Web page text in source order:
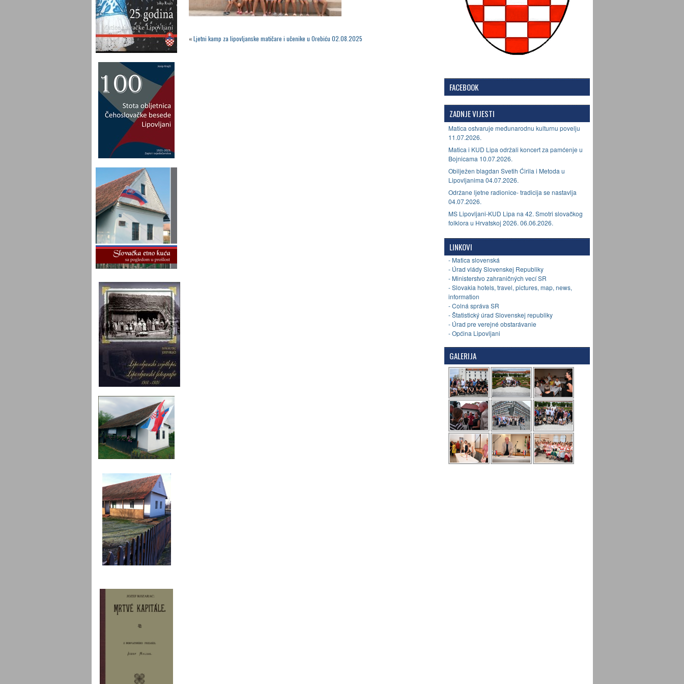
«Ljetni kamp za lipovljanske matičare i učenike u Orebiću 02.08.2025
FACEBOOK
ZADNJE VIJESTI
Matica ostvaruje međunarodnu kulturnu povelju
11.07.2026.
Matica i KUD Lipa održali koncert za pamćenje u
Bojnicama 10.07.2026.
Obilježen blagdan Svetih Ćirila i Metoda u
Lipovljanima 04.07.2026.
Održane ljetne radionice- tradicija se nastavlja
04.07.2026.
MS Lipovljani-KUD Lipa na 42. Smotri slovačkog
folklora u Hrvatskoj 2026. 06.06.2026.
LINKOVI
- Matica slovenská
- Úrad vlády Slovenskej Republiky
- Ministerstvo zahraničných vecí SR
- Slovakia hotels, travel, pictures, map, news,
information
- Colná správa SR
- Štatistický úrad Slovenskej republiky
- Úrad pre verejné obstarávanie
- Općina Lipovljani
GALERIJA